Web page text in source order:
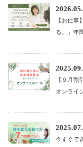
【お仕事
る。」年
【９月
オンライ
今すぐで